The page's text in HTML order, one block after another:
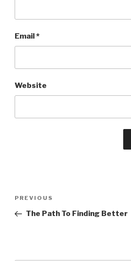
Email*
Website
Post
Previous
Post
PREVIOUS
The Path To Finding Better